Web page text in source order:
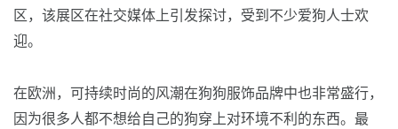
区，该展区在社交媒体上引发探讨，受到不少爱狗人士欢
迎。
在欧洲，可持续时尚的风潮在狗狗服饰品牌中也非常盛行，
因为很多人都不想给自己的狗穿上对环境不利的东西。最